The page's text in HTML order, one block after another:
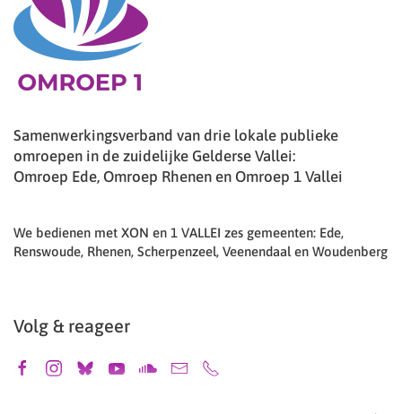
Samenwerkingsverband van drie lokale publieke
omroepen in de zuidelijke Gelderse Vallei:
Omroep Ede, Omroep Rhenen en Omroep 1 Vallei
We bedienen met XON en 1 VALLEI zes gemeenten: Ede,
Renswoude, Rhenen, Scherpenzeel, Veenendaal en Woudenberg
Volg & reageer